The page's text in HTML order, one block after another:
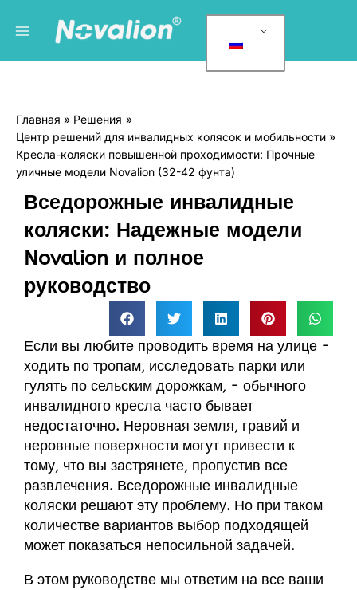
содержанию
Главное
меню
у
к
и
Главная
Решения
Центр решений для инвалидных колясок и мобильности
Кресла-коляски повышенной проходимости: Прочные
уличные модели Novalion (32-42 фунта)
Вседорожные инвалидные
коляски: Надежные модели
Novalion и полное
руководство
Если вы любите проводить время на улице -
ходить по тропам, исследовать парки или
гулять по сельским дорожкам, - обычного
инвалидного кресла часто бывает
недостаточно. Неровная земля, гравий и
неровные поверхности могут привести к
тому, что вы застрянете, пропустив все
развлечения. Вседорожные инвалидные
коляски решают эту проблему. Но при таком
количестве вариантов выбор подходящей
может показаться непосильной задачей.
В этом руководстве мы ответим на все ваши